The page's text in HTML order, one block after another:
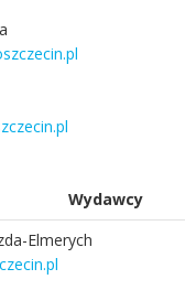
Wydawcy
Elmerych